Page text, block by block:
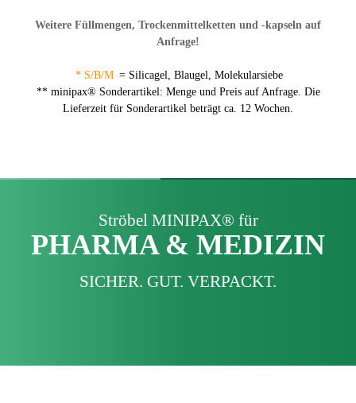
Weitere Füllmengen, Trockenmittelketten und -kapseln auf
Anfrage!
* S/B/M = Silicagel, Blaugel, Molekularsiebe
** minipax® Sonderartikel: Menge und Preis auf Anfrage. Die
Lieferzeit für Sonderartikel beträgt ca. 12 Wochen.
Ströbel MINIPAX® für
PHARMA & MEDIZIN
SICHER. GUT. VERPACKT.